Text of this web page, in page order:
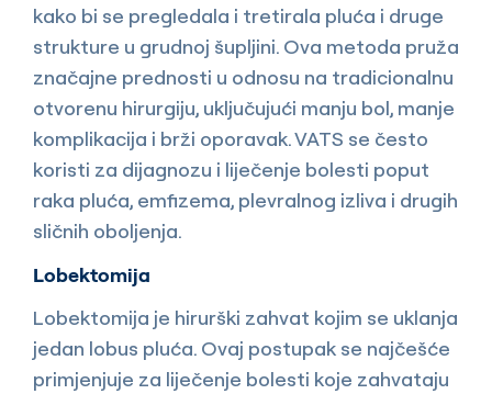
kako bi se pregledala i tretirala pluća i druge
strukture u grudnoj šupljini. Ova metoda pruža
značajne prednosti u odnosu na tradicionalnu
otvorenu hirurgiju, uključujući manju bol, manje
komplikacija i brži oporavak. VATS se često
koristi za dijagnozu i liječenje bolesti poput
raka pluća, emfizema, plevralnog izliva i drugih
sličnih oboljenja.
Lobektomija
Lobektomija je hirurški zahvat kojim se uklanja
jedan lobus pluća. Ovaj postupak se najčešće
primjenjuje za liječenje bolesti koje zahvataju